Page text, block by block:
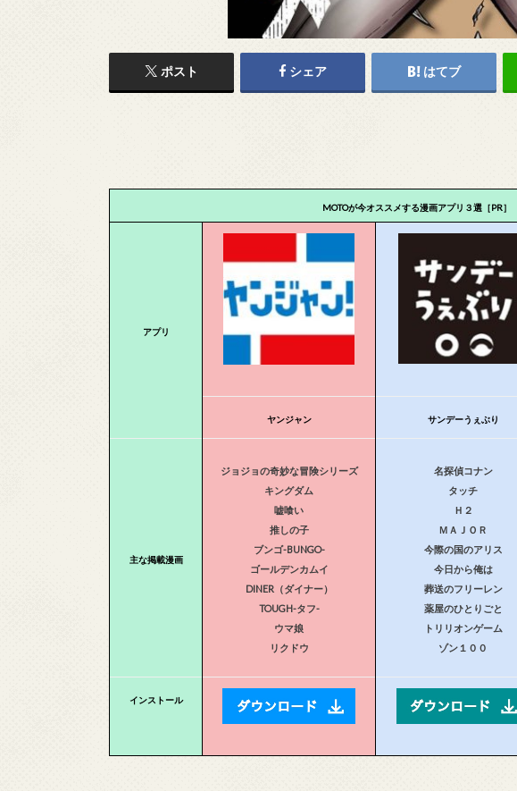
ポスト シェア はてブ
MOTOが今オススメする漫画アプリ３選［PR］
アプリ
ヤンジャン サンデーうぇぶり
主な掲載漫画
ジョジョの奇妙な冒険シリーズ
キングダム
嘘喰い
推しの子
ブンゴ-BUNGO-
ゴールデンカムイ
DINER（ダイナー）
TOUGH-タフ-
ウマ娘
リクドウ
名探偵コナン
タッチ
Ｈ２
ＭＡＪＯＲ
今際の国のアリス
今日から俺は
葬送のフリーレン
薬屋のひとりごと
トリリオンゲーム
ゾン１００
インストール